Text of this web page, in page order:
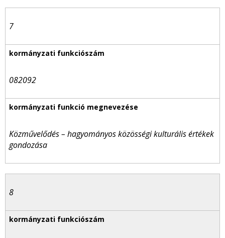
7
082092
Közművelődés – hagyományos közösségi kulturális értékek
gondozása
8